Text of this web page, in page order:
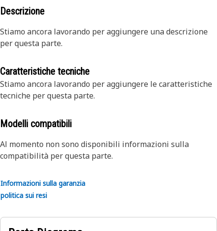
Descrizione
Stiamo ancora lavorando per aggiungere una descrizione
per questa parte.
Caratteristiche tecniche
Stiamo ancora lavorando per aggiungere le caratteristiche
tecniche per questa parte.
Modelli compatibili
Al momento non sono disponibili informazioni sulla
compatibilità per questa parte.
Informazioni sulla garanzia
politica sui resi